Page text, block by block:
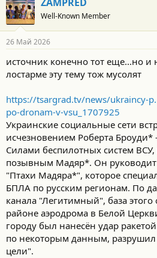
Well-Known Member
26 Май 2026
источник конечно тот еще...но и
лостарме эту тему тож мусолят
https://tsargrad.tv/news/ukraincy-
po-dronam-v-vsu_1707925
Украинские социальные сети
исчезновением Роберта
Силами беспилотных систем ВСУ,
позывным Мадяр*. Он руководит
"Птахи Мадяра*", которое
БПЛА по русским регионам. По
канала "Легитимный", база этого
районе аэродрома в Белой
городу был нанесён удар
по некоторым данным, разрушил
цели".